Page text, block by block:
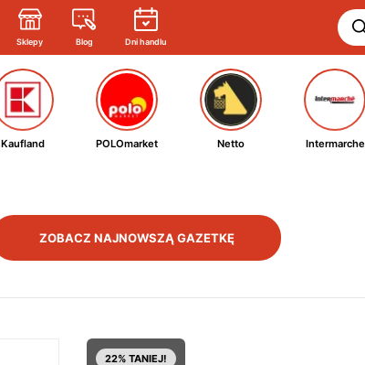
Sklepy Blog Dni handlu
Kaufland POLOmarket Netto Intermarche
ZOBACZ NAJNOWSZĄ GAZETKĘ
22% TANIEJ!